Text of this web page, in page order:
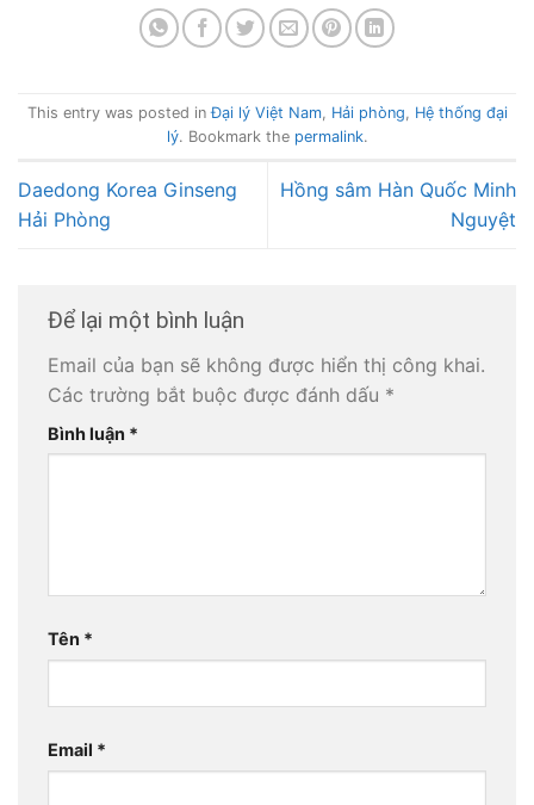
This entry was posted inĐại lý Việt Nam, Hải phòng
Hệ thống đại
lý. Bookmark the permalink.
Daedong Korea Ginseng
Hải Phòng
Hồng sâm Hàn Quốc Minh
Nguyệt
Để lại một bình luận
Email của bạn sẽ không được hiển thị công khai.
Các trường bắt buộc được đánh dấu *
Bình luận *
Tên *
Email *